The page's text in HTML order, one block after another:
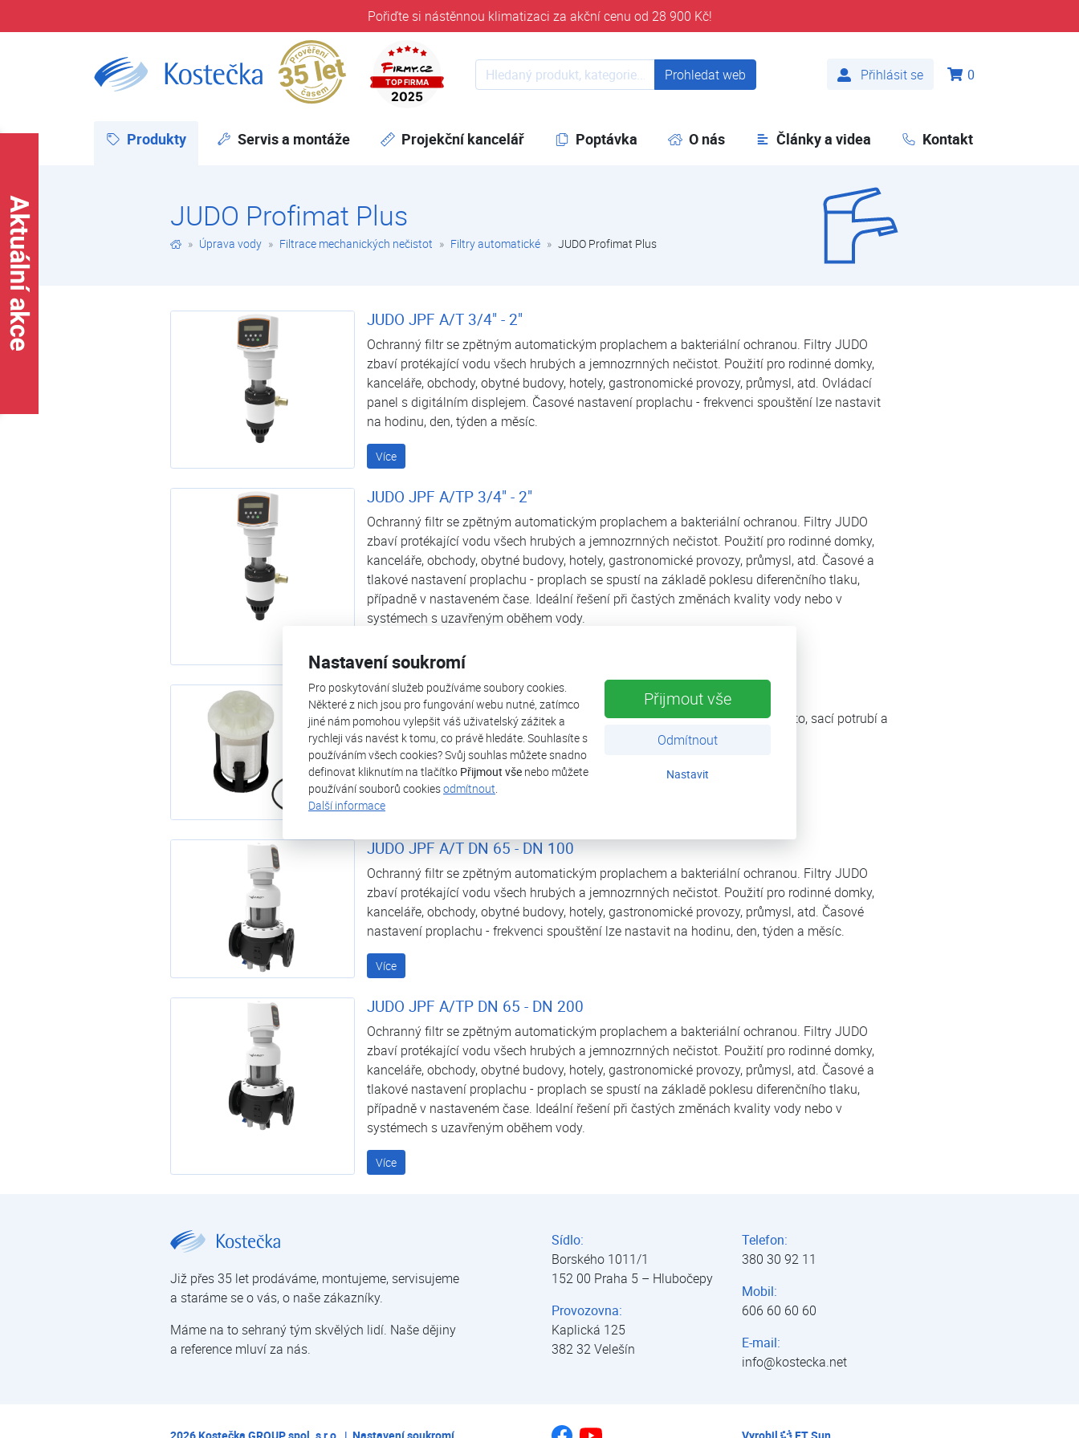
Nastavení soukromí
Pro poskytování služeb používáme soubory cookies.
Některé z nich jsou pro fungování webu nutné, zatímco
jiné nám pomohou vylepšit váš uživatelský zážitek a
rychleji vás navést k tomu, co právě hledáte. Souhlasíte s
používáním všech cookies? Svůj souhlas můžete snadno
definovat kliknutím na tlačítko Přijmout vše nebo můžete
používání souborů cookiesodmítnout.
Další informace
Přijmout vše
Odmítnout
Nastavit
Pořiďte si nástěnnou klimatizaci za akční cenu od 28 900 Kč!
Prověřeni časem 32 let
Přihlásit se
0
Prohledat web Prohledat web
Produkty (aktuální)Servis a montáže Projekční kancelář Poptávka O nás Články a videa Kontakt
JUDO Profimat Plus
Úprava vody Filtrace mechanických nečistot Filtry automatické JUDO Profimat Plus
JUDO JPF A/T 3/4" - 2"
Ochranný filtr se zpětným automatickým proplachem a bakteriální ochranou. Filtry JUDO
zbaví protékající vodu všech hrubých a jemnozrnných nečistot. Použití pro rodinné domky,
kanceláře, obchody, obytné budovy, hotely, gastronomické provozy, průmysl, atd. Ovládací
panel s digitálním displejem. Časové nastavení proplachu - frekvenci spouštění lze nastavit
na hodinu, den, týden a měsíc.
Více
JUDO JPF A/TP 3/4" - 2"
Ochranný filtr se zpětným automatickým proplachem a bakteriální ochranou. Filtry JUDO
zbaví protékající vodu všech hrubých a jemnozrnných nečistot. Použití pro rodinné domky,
kanceláře, obchody, obytné budovy, hotely, gastronomické provozy, průmysl, atd. Časové a
tlakové nastavení proplachu - proplach se spustí na základě poklesu diferenčního tlaku,
případně v nastaveném čase. Ideální řešení při častých změnách kvality vody nebo v
systémech s uzavřeným oběhem vody.
Více
JUDO Renovačním sada se sítem
Renovační sada pro filtry JUDO PROFI PLUS (PROMI): postříbřené filtrační síto, sací potrubí a
těsnění.
Více
JUDO JPF A/T DN 65 - DN 100
Ochranný filtr se zpětným automatickým proplachem a bakteriální ochranou. Filtry JUDO
zbaví protékající vodu všech hrubých a jemnozrnných nečistot. Použití pro rodinné domky,
kanceláře, obchody, obytné budovy, hotely, gastronomické provozy, průmysl, atd. Časové
nastavení proplachu - frekvenci spouštění lze nastavit na hodinu, den, týden a měsíc.
Více
JUDO JPF A/TP DN 65 - DN 200
Ochranný filtr se zpětným automatickým proplachem a bakteriální ochranou. Filtry JUDO
zbaví protékající vodu všech hrubých a jemnozrnných nečistot. Použití pro rodinné domky,
kanceláře, obchody, obytné budovy, hotely, gastronomické provozy, průmysl, atd. Časové a
tlakové nastavení proplachu - proplach se spustí na základě poklesu diferenčního tlaku,
případně v nastaveném čase. Ideální řešení při častých změnách kvality vody nebo v
systémech s uzavřeným oběhem vody.
Více
Již přes 35 let prodáváme, montujeme, servisujeme
a staráme se o vás, o naše zákazníky.
Máme na to sehraný tým skvělých lidí. Naše dějiny
a reference mluví za nás.
Sídlo:
Borského 1011/1
152 00 Praha 5 – Hlubočepy
Provozovna:
Kaplická 125
382 32 Velešín
Telefon:
380 30 92 11
Mobil:
606 60 60 60
E-mail:
info@kostecka.net
2026Kostečka GROUP spol. s r.o. | Nastavení soukromí Vyrobil FT Sun